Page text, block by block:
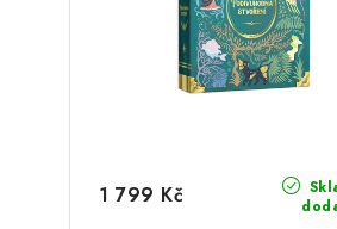
1 799 Kč